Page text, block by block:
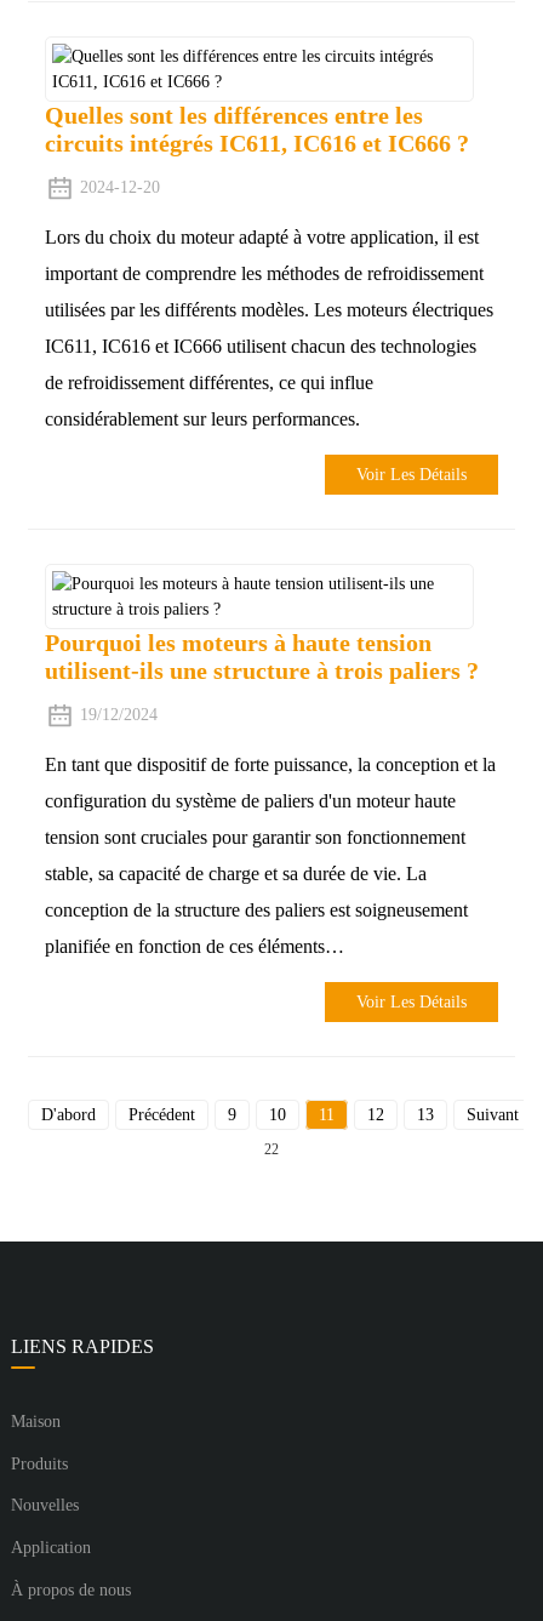
Quelles sont les différences entre les
circuits intégrés IC611, IC616 et IC666 ?
2024-12-20
Lors du choix du moteur adapté à votre application, il est
important de comprendre les méthodes de refroidissement
utilisées par les différents modèles. Les moteurs électriques
IC611, IC616 et IC666 utilisent chacun des technologies
de refroidissement différentes, ce qui influe
considérablement sur leurs performances.
Voir Les Détails
Pourquoi les moteurs à haute tension
utilisent-ils une structure à trois paliers ?
19/12/2024
En tant que dispositif de forte puissance, la conception et la
configuration du système de paliers d'un moteur haute
tension sont cruciales pour garantir son fonctionnement
stable, sa capacité de charge et sa durée de vie. La
conception de la structure des paliers est soigneusement
planifiée en fonction de ces éléments…
Voir Les Détails
D'abord Précédent 9 10 11 12 13 Suivant
22
LIENS RAPIDES
Maison
Produits
Nouvelles
Application
À propos de nous